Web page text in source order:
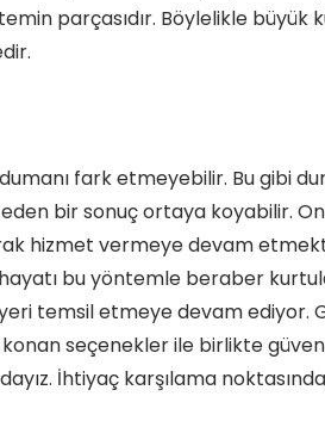
parçasıdır. Böylelikle büyük
fark etmeyebilir. Bu gibi
bir sonuç ortaya koyabilir.
hizmet vermeye devam
bu yöntemle beraber
temsil etmeye devam ediyor.
seçenekler ile birlikte
İhtiyaç karşılama